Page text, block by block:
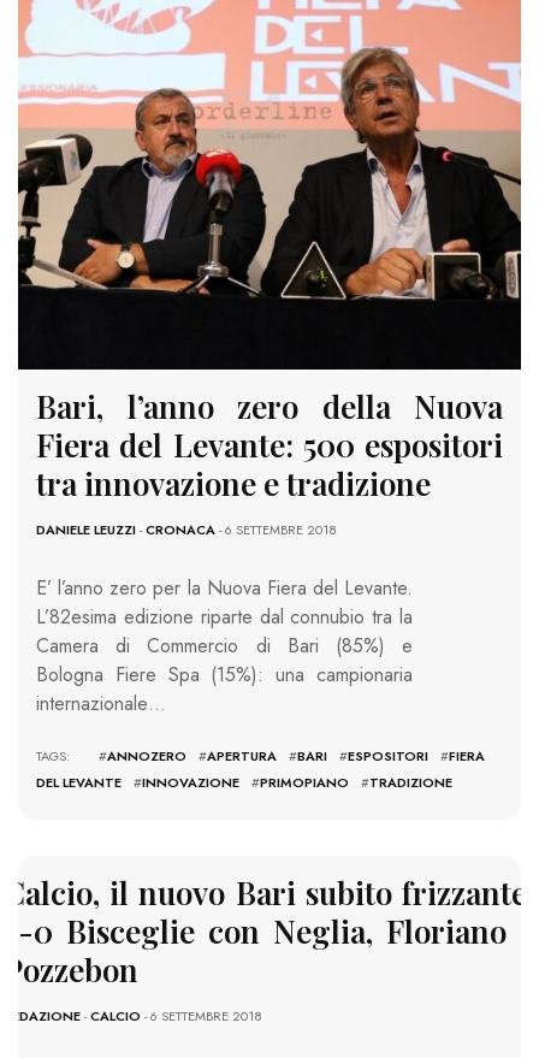
Bari, l’anno zero della Nuova
Fiera del Levante: 500 espositori
tra innovazione e tradizione
DANIELE LEUZZI-CRONACA- 6 SETTEMBRE 2018
E’ l’anno zero per la Nuova Fiera del Levante.
L’82esima edizione riparte dal connubio tra la
Camera di Commercio di Bari (85%) e
Bologna Fiere Spa (15%): una campionaria
internazionale…
TAGS: #ANNOZERO #APERTURA #BARI #ESPOSITORI #FIERA
DEL LEVANTE
#INNOVAZIONE #PRIMOPIANO #TRADIZIONE
Calcio, il nuovo Bari subito frizzante:
3-0 Bisceglie con Neglia, Floriano e
Pozzebon
REDAZIONE-CALCIO - 6 SETTEMBRE 2018